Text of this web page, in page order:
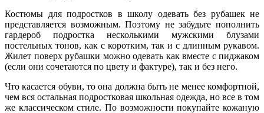
Костюмы для подростков в школу одевать без рубашек не
представляется возможным. Поэтому не забудьте пополнить
гардероб подростка несколькими мужскими блузами
постельных тонов, как с коротким, так и с длинным рукавом.
Жилет поверх рубашки можно одевать как вместе с пиджаком
(если они сочетаются по цвету и фактуре), так и без него.
Что касается обуви, то она должна быть не менее комфортной,
чем вся остальная подростковая школьная одежда, но все в том
же классическом стиле. По возможности покупайте кожаную